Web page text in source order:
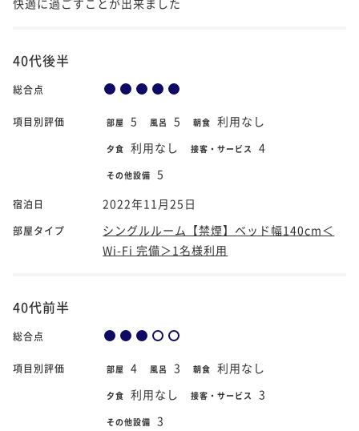
40代後半
総合点
項目別評価 部屋 5 風呂 5 朝食 利用なし
夕食 利用なし 接客・サービス 4
その他設備 5
宿泊日 2022年11月25日
部屋タイプ
シングルルーム【禁煙】ベッド幅140cm＜
Wi-Fi 完備＞1名様利用
40代前半
総合点
項目別評価 部屋 4 風呂 3 朝食 利用なし
夕食 利用なし 接客・サービス 3
その他設備 3